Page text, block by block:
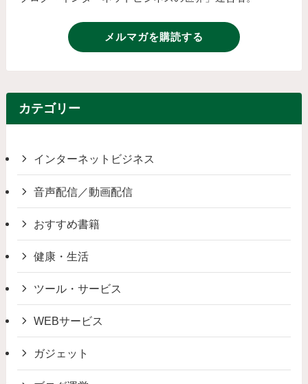
メルマガを購読する
カテゴリー
インターネットビジネス
音声配信／動画配信
おすすめ書籍
健康・生活
ツール・サービス
WEBサービス
ガジェット